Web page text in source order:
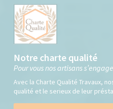
Notre charte qualité
Pour vous nos artisans
Avec la Charte Qualité Travaux,
qualité et le serieux de leur